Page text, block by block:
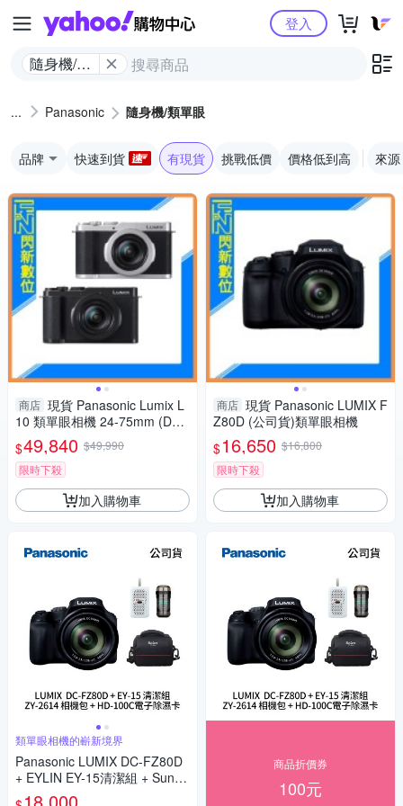
Yahoo購物中心
隨身機/類
登入
Panasonic 隨身機/類單眼
品牌 快速到貨 有現貨 挑戰低價 價格低到高 來源
商店 現貨 Panasonic Lumix L
10 類單眼相機 24-75mm (DC-
L10,公司貨)
$49,840 $49,990
限時下殺
加入購物車
類單眼相機的嶄新境界
Panasonic LUMIX DC-FZ80D
+ EYLIN EY-15清潔組 + SunLi
ght ZY-2614相機包 + EirMai 銳
商店 現貨 Panasonic LUMIX F
Z80D (公司貨)類單眼相機
$16,650 $16,800
限時下殺
加入購物車
商品折價券
100元